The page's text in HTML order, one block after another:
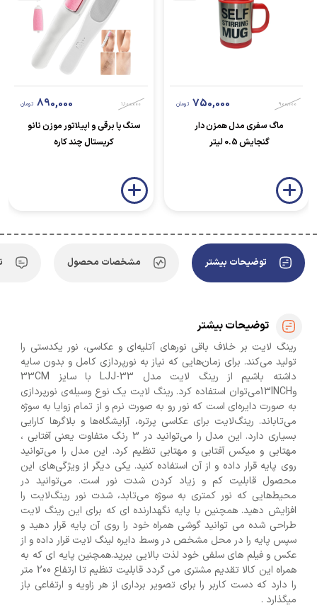
900,000
750,000 تومان
ماگ سفری مدل همزن دار
گنجایش 0.5 لیتر
1,100,000
890,000 تومان
سنگ پا برقی و اپیلاتور موزن نانو
کریستال چند کاره
توضیحات بیشتر مشخصات محصول
توضیحات بیشتر
رینگ لایت بر خلاف باقی نورهای آتلیه‌ای و عکاسی، نور یکدستی را
تولید می‌کند. برای زمان‌هایی که نیاز به نورپردازی کامل و بدون سایه
داشته باشیم از رینگ لایت مدل LJJ-33 با سایز 33CM
و13INCHمی‌توان استفاده کرد. رینگ لایت یک نوع وسیله‌ی نورپردازی
به صورت دایره‌ای است که نور رو به صورت نرم و از تمام زوایا به سوژه
می‌تاباند. رینگ‌لایت برای عکاسی پرتره، آرایشگاه‌ها و بلاگرها کارایی
بسیاری دارد. این مدل را می‌توانید در 3 رنگ متفاوت یعنی آفتابی ،
مهتابی و میکس آفتابی و مهتابی تنظیم کرد. این مدل را می‌توانید
روی پایه قرار داده و از آن استفاده کنید. یکی دیگر از ویژگی‌های این
محصول قابلیت کم و زیاد کردن شدت نور است. می‌توانید در
محیط‌هایی که نور کمتری به سوژه می‌تابد، شدت نور رینگ‌لایت را
افزایش دهید. همچنین با پایه نگهدارنده ای که برای این رینگ لایت
طراحی شده می توانید گوشی همراه خود را روی آن پایه قرار دهید و
سپس پایه را در محل مشخص در وسط دایره لینگ لایت قرار داده و از
عکس و فیلم های سلفی خود لذت بالایی ببرید.همچنین پایه ای که به
همراه این کالا تقدیم مشتری می گردد قابلیت تنظیم تا ارتفاع 200 متر
را دارد که دست کاربر را برای تصویر برداری از هر زاویه و ارتفاعی باز
میگذارد .